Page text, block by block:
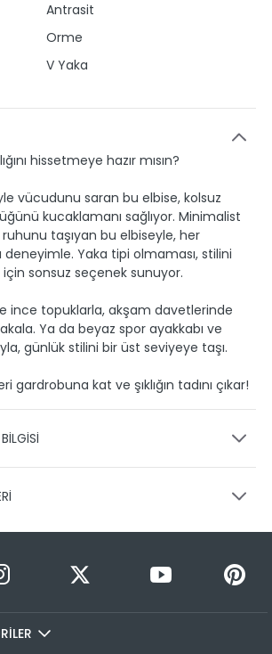
Antrasit
Orme
V Yaka
hissetmeye hazır mısın?
vücudunu saran bu elbise, kolsuz
kucaklamanı sağlıyor. Minimalist
ruhunu taşıyan bu elbiseyle, her
deneyimle. Yaka tipi olmaması, stilini
sonsuz seçenek sunuyor.
ince topuklarla, akşam davetlerinde
Ya da beyaz spor ayakkabı ve
günlük stilini bir üst seviyeye taşı.
gardrobuna kat ve şıklığın tadını çıkar!
anlaşmalı olduğumuz PTT,
kargoya teslim edilir.
nasıl yapabilirim?
paneli üzerinden ilgili siparişinize ait
Taksit Miktarı
Taksitli Tutar
Toplam
299,99 TL
150,00 TL